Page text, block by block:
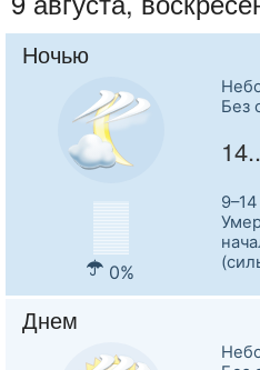
Ночью
0%
Без
Днем